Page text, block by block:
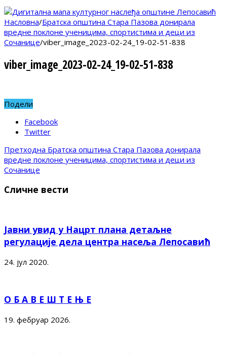
Насловна/Братска општина Стара Пазова донирала
вредне поклоне ученицима, спортистима и деци из
Сочанице/viber_image_2023-02-24_19-02-51-838
viber_image_2023-02-24_19-02-51-838
Подели
Facebook
Twitter
Претходна Братска општина Стара Пазова донирала
вредне поклоне ученицима, спортистима и деци из
Сочанице
Сличне вести
Јавни увид у Нацрт плана детаљне
регулације дела центра насеља Лепосавић
24. јул 2020.
О Б А В Е Ш Т Е Њ Е
19. фебруар 2026.